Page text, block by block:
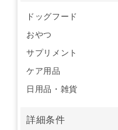
ドッグフード
おやつ
サプリメント
ケア用品
日用品・雑貨
詳細条件